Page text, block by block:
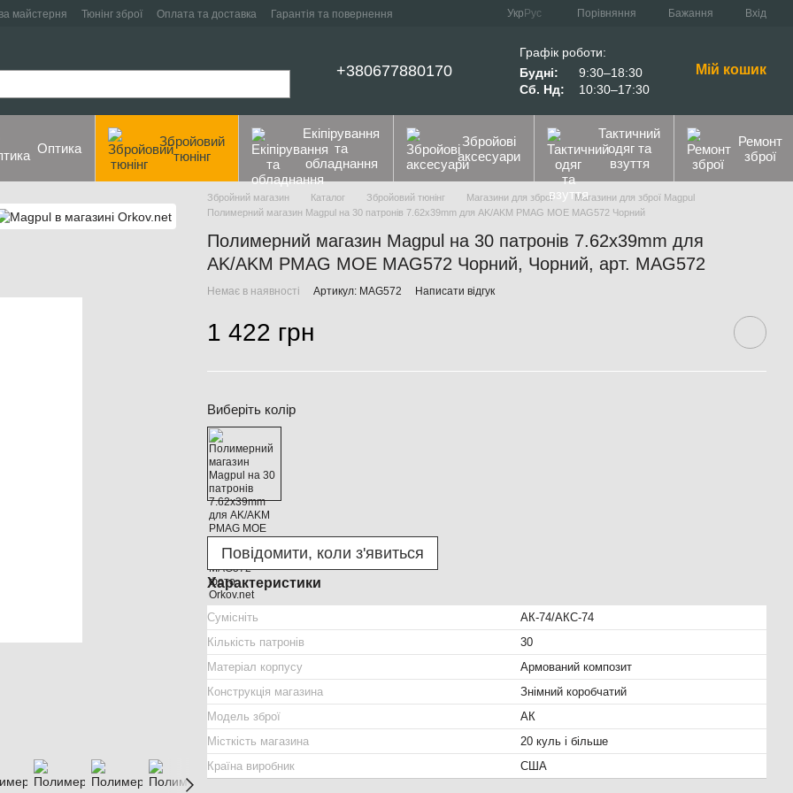
майстерня Тюнінг зброї Оплата та доставка
Гарантія та повернення
Укр Рус Порівняння Бажання Вхід
+380677880170
Графік роботи:
Будні:
9:30–18:30
Сб. Нд:
10:30–17:30
Мій кошик
Оптика
Збройовий
тюнінг
Екіпірування
та
обладнання
Збройові
аксесуари
Тактичний
одяг та
взуття
Ремонт
зброї
Збройний магазин Каталог Збройовий тюнінг Магазини для зброї
Магазини для зброї Magpul
Полимерний магазин Magpul на 30 патронів 7.62x39mm для AK/AKM PMAG MOE MAG572 Чорний
Полимерний магазин Magpul на 30 патронів 7.62x39mm для
AK/AKM PMAG MOE MAG572 Чорний, Чорний, арт. MAG572
Немає в наявності Артикул: MAG572 Написати відгук
1 422 грн
Виберіть колір
Повідомити, коли з'явиться
Характеристики
Сумісніть
АК-74/АКС-74
Кількість патронів
30
Матеріал корпусу
Армований композит
Конструкція магазина
Знімний коробчатий
Модель зброї
АК
Місткість магазина
20 куль і більше
Країна виробник
США